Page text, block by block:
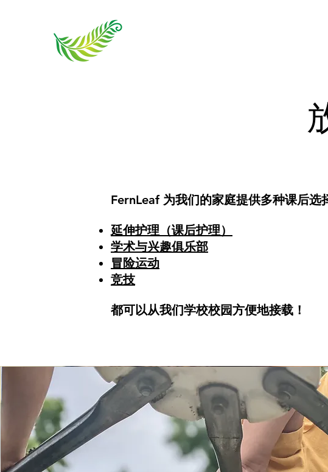
FernLeaf 为我们的家庭提供多种课后选
延伸护理（课后护理）
学术与兴趣俱乐部
冒险运动
竞技
都可以从我们学校校园方便地接载！